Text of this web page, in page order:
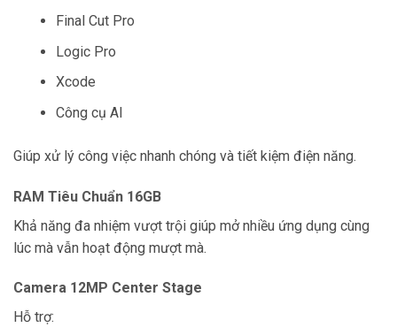
Final Cut Pro
Logic Pro
Xcode
Công cụ AI
Giúp xử lý công việc nhanh chóng và tiết kiệm điện năng.
RAM Tiêu Chuẩn 16GB
Khả năng đa nhiệm vượt trội giúp mở nhiều ứng dụng cùng
lúc mà vẫn hoạt động mượt mà.
Camera 12MP Center Stage
Hỗ trợ: